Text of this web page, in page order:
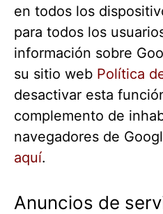
en todos los
para todos los
información sobre
su sitio web Política
desactivar esta
complemento de
navegadores de
aquí.
Anuncios de